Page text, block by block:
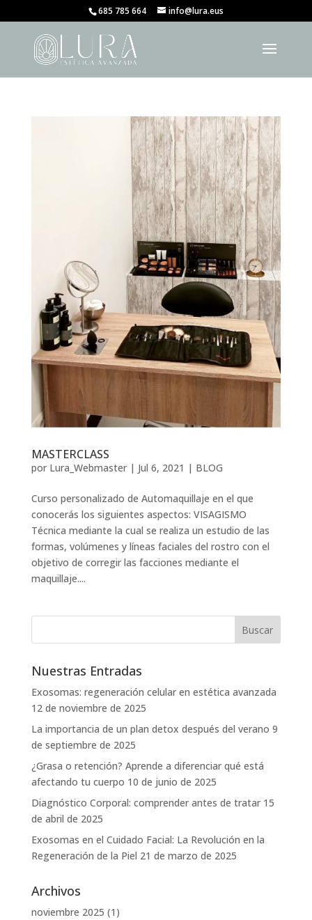
685 785 664 info@lura.eus
MASTERCLASS
por Lura_Webmaster| Jul 6, 2021 | BLOG
Curso personalizado de Automaquillaje en el que
conocerás los siguientes aspectos: VISAGISMO
Técnica mediante la cual se realiza un estudio de las
formas, volúmenes y líneas faciales del rostro con el
objetivo de corregir las facciones mediante el
maquillaje....
Nuestras Entradas
Exosomas: regeneración celular en estética avanzada
12 de noviembre de 2025
La importancia de un plan detox después del verano 9
de septiembre de 2025
¿Grasa o retención? Aprende a diferenciar qué está
afectando tu cuerpo 10 de junio de 2025
Diagnóstico Corporal: comprender antes de tratar 15
de abril de 2025
Exosomas en el Cuidado Facial: La Revolución en la
Regeneración de la Piel 21 de marzo de 2025
Archivos
noviembre 2025 (1)